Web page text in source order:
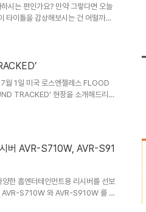
시는 편인가요? 만약 그렇다면 오늘
이틀을 감상해보시는 건 어떨까요?
면 가짜인지에 대해 이야기를 풀어
이는 Blu-ray.com 사이트의 평가에
욱 기대가 되시지 않..
월 1일 미국 로스엔젤레스 FLOOD
TRACKED' 현장을 소개해드리겠
벤트로, 다양한 예술적 활동을 통해
분들이 아주 즐겁게 즐기고 돌아가셨
께 느껴보실까요..
버 AVR-S710W, AVR-S91
한 홈엔터테인먼트용 리시버를 선보
AVR-S710W 와 AVR-S910W 를 발
순히 서라운드 사운드를 들려주는 데